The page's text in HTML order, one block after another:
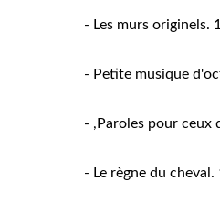
- Les murs originels.
- Petite musique
- ,Paroles pour ceux
- Le règne du cheval.